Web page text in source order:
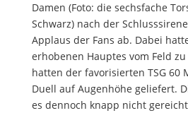
Damen (Foto: die sechsfache
Schwarz) nach der
Applaus der Fans ab. Dabei
erhobenen Hauptes vom Feld
hatten der favorisierten TSG 60
Duell auf Augenhöhe geliefert.
es dennoch knapp nicht